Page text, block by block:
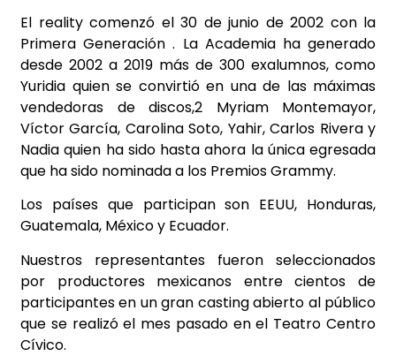
El reality comenzó el 30 de junio de 2002 con la
Primera Generación . La Academia ha generado
desde 2002 a 2019 más de 300 exalumnos, como
Yuridia quien se convirtió en una de las máximas
vendedoras de discos,2 Myriam Montemayor,
Víctor García, Carolina Soto, Yahir, Carlos Rivera y
Nadia quien ha sido hasta ahora la única egresada
que ha sido nominada a los Premios Grammy.
Los países que participan son EEUU, Honduras,
Guatemala, México y Ecuador.
Nuestros representantes fueron seleccionados
por productores mexicanos entre cientos de
participantes en un gran casting abierto al público
que se realizó el mes pasado en el Teatro Centro
Cívico.